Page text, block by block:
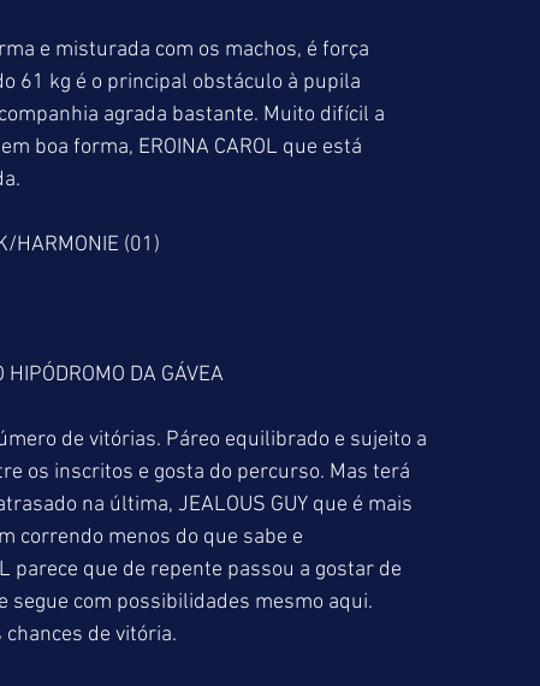
e misturada com os machos, é força
61 kg é o principal obstáculo à pupila
agrada bastante. Muito difícil a
boa forma, EROINA CAROL que está
HARMONIE (01)
DA GÁVEA
de vitórias. Páreo equilibrado e sujeito a
os inscritos e gosta do percurso. Mas terá
na última, JEALOUS GUY que é mais
correndo menos do que sabe e
parece que de repente passou a gostar de
segue com possibilidades mesmo aqui.
de vitória.